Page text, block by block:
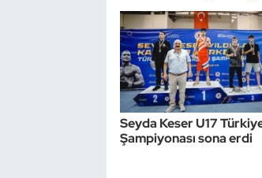
Seyda Keser U17
Şampiyonası sona erdi
Sualtı Sporları